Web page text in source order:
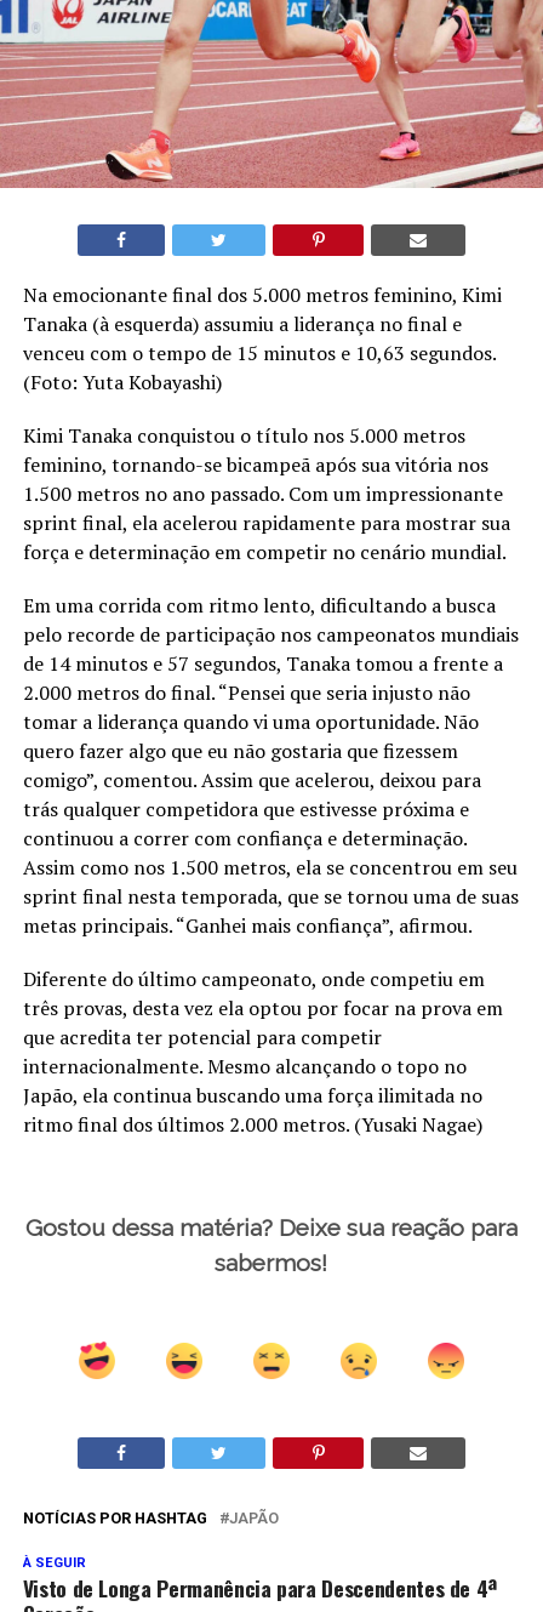
Na emocionante final dos 5.000 metros feminino, Kimi
Tanaka (à esquerda) assumiu a liderança no final e
venceu com o tempo de 15 minutos e 10,63 segundos.
(Foto: Yuta Kobayashi)
Kimi Tanaka conquistou o título nos 5.000 metros
feminino, tornando-se bicampeã após sua vitória nos
1.500 metros no ano passado. Com um impressionante
sprint final, ela acelerou rapidamente para mostrar sua
força e determinação em competir no cenário mundial.
Em uma corrida com ritmo lento, dificultando a busca
pelo recorde de participação nos campeonatos mundiais
de 14 minutos e 57 segundos, Tanaka tomou a frente a
2.000 metros do final. “Pensei que seria injusto não
tomar a liderança quando vi uma oportunidade. Não
quero fazer algo que eu não gostaria que fizessem
comigo”, comentou. Assim que acelerou, deixou para
trás qualquer competidora que estivesse próxima e
continuou a correr com confiança e determinação.
Assim como nos 1.500 metros, ela se concentrou em seu
sprint final nesta temporada, que se tornou uma de suas
metas principais. “Ganhei mais confiança”, afirmou.
Diferente do último campeonato, onde competiu em
três provas, desta vez ela optou por focar na prova em
que acredita ter potencial para competir
internacionalmente. Mesmo alcançando o topo no
Japão, ela continua buscando uma força ilimitada no
ritmo final dos últimos 2.000 metros. (Yusaki Nagae)
Gostou dessa matéria? Deixe sua reação para
sabermos!
NOTÍCIAS POR HASHTAG JAPÃO
À SEGUIR
Visto de Longa Permanência para Descendentes de 4ª